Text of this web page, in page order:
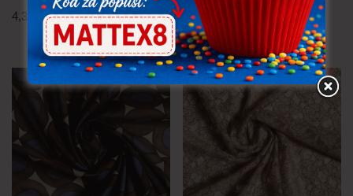
4,30 uključ. PDV po metru 1,70€ uključ. PDV po metru
TRAJNO NISKA CIJENA!